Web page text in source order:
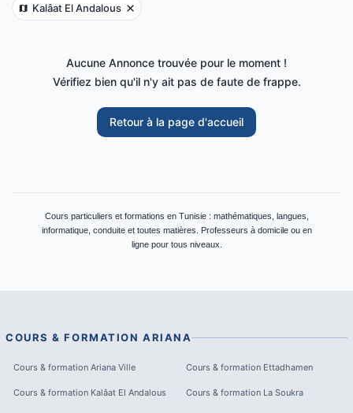
Kalâat El Andalous
Aucune Annonce trouvée pour le moment !
Vérifiez bien qu'il n'y ait pas de faute de frappe.
Retour à la page d'accueil
Cours particuliers et formations en Tunisie : mathématiques, langues,
informatique, conduite et toutes matières. Professeurs à domicile ou en
ligne pour tous niveaux.
COURS & FORMATION ARIANA
Cours & formation Ariana Ville Cours & formation Ettadhamen
Cours & formation Kalâat El Andalous Cours & formation La Soukra